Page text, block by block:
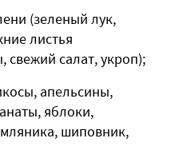
(зеленый лук,
листья
свежий салат, укроп);
апельсины,
яблоки,
шиповник,